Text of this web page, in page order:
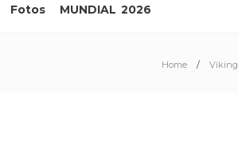
Fotos MUNDIAL 2026
Home